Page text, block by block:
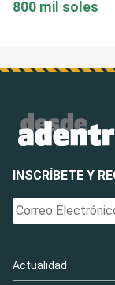
800 mil soles
INSCRÍBETE Y
Actualidad